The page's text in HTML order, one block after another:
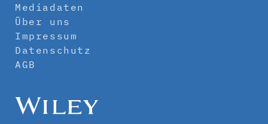
Mediadaten
Über uns
Impressum
Datenschutz
AGB